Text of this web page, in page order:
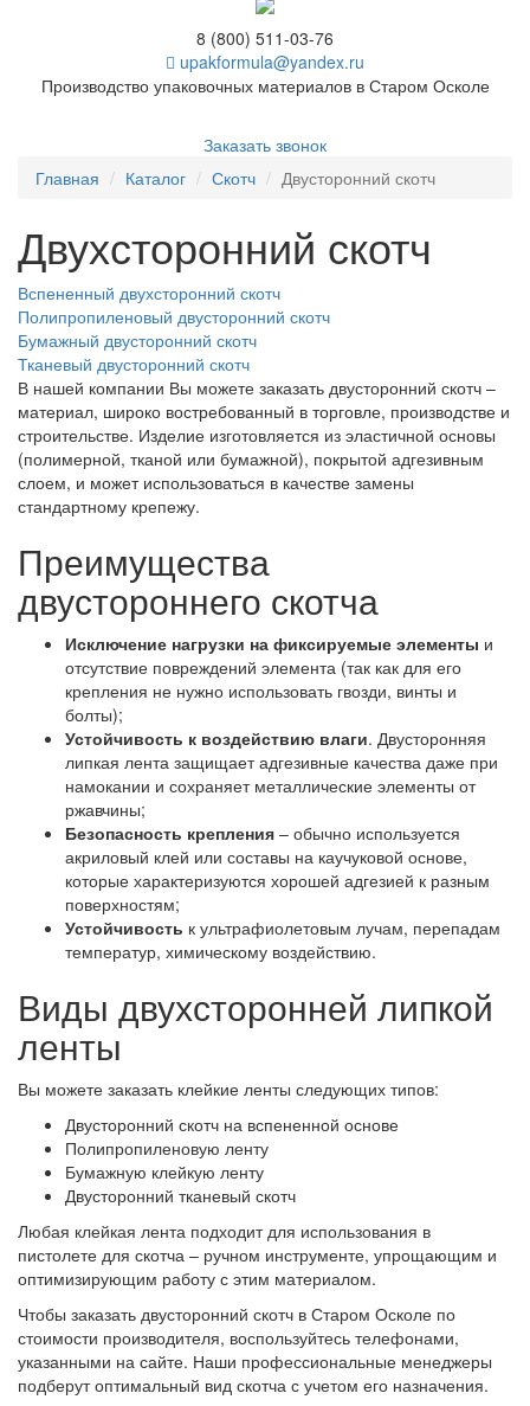
8 (800) 511-03-76
upakformula@yandex.ru
Производство упаковочных материалов в Старом Осколе
Заказать звонок
Главная
Каталог Скотч Двусторонний скотч
Двухсторонний скотч
Вспененный двухсторонний скотч
Полипропиленовый двусторонний скотч
Бумажный двусторонний скотч
Тканевый двусторонний скотч
В нашей компании Вы можете заказать двусторонний скотч –
материал, широко востребованный в торговле, производстве и
строительстве. Изделие изготовляется из эластичной основы
(полимерной, тканой или бумажной), покрытой адгезивным
слоем, и может использоваться в качестве замены
стандартному крепежу.
Преимущества
двустороннего скотча
Исключение нагрузки на фиксируемые элементы и
отсутствие повреждений элемента (так как для его
крепления не нужно использовать гвозди, винты и
болты);
Устойчивость к воздействию влаги. Двусторонняя
липкая лента защищает адгезивные качества даже при
намокании и сохраняет металлические элементы от
ржавчины;
Безопасность крепления – обычно используется
акриловый клей или составы на каучуковой основе,
которые характеризуются хорошей адгезией к разным
поверхностям;
Устойчивость к ультрафиолетовым лучам, перепадам
температур, химическому воздействию.
Виды двухсторонней липкой
ленты
Вы можете заказать клейкие ленты следующих типов:
Двусторонний скотч на вспененной основе
Полипропиленовую ленту
Бумажную клейкую ленту
Двусторонний тканевый скотч
Любая клейкая лента подходит для использования в
пистолете для скотча – ручном инструменте, упрощающим и
оптимизирующим работу с этим материалом.
Чтобы заказать двусторонний скотч в Старом Осколе по
стоимости производителя, воспользуйтесь телефонами,
указанными на сайте. Наши профессиональные менеджеры
подберут оптимальный вид скотча с учетом его назначения.